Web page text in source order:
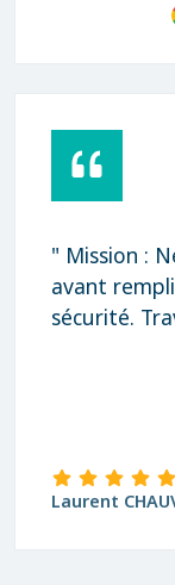
" Mission :
avant
sécurité.
Laurent